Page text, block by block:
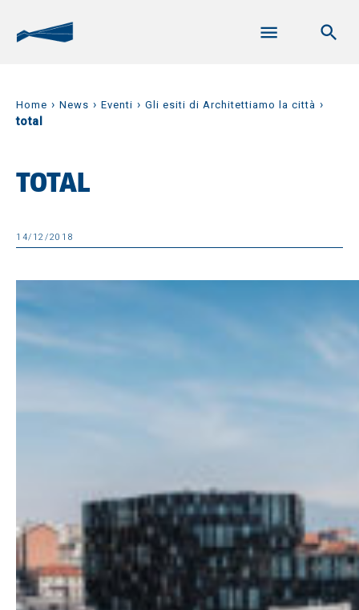
Home › News › Eventi › Gli esiti di Architettiamo la città ›
total
TOTAL
14/12/2018